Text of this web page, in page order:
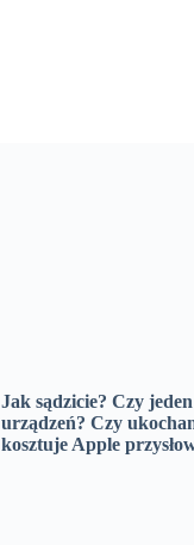
Jak sądzicie? Czy
urządzeń? Czy
kosztuje Apple